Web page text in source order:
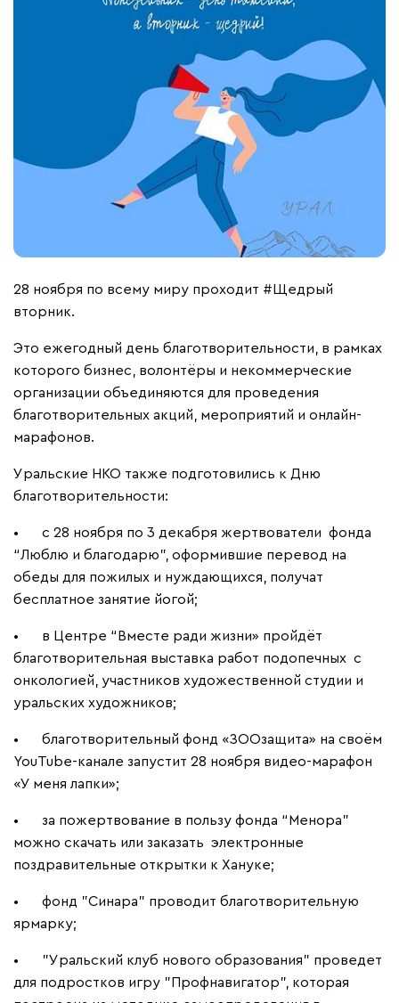
28 ноября по всему миру проходит #Щедрый
вторник.
Это ежегодный день благотворительности, в рамках
которого бизнес, волонтёры и некоммерческие
организации объединяются для проведения
благотворительных акций, мероприятий и онлайн-
марафонов.
Уральские НКО также подготовились к Дню
благотворительности:
•
с 28 ноября по 3 декабря жертвователи фонда
“Люблю и благодарю”, оформившие перевод на
обеды для пожилых и нуждающихся, получат
бесплатное занятие йогой;
•
в Центре “Вместе ради жизни» пройдёт
благотворительная выставка работ подопечных с
онкологией, участников художественной студии и
уральских художников;
•
благотворительный фонд «ЗООзащита» на своём
YouTube-канале запустит 28 ноября видео-марафон
«У меня лапки»;
•
за пожертвование в пользу фонда “Менора”
можно скачать или заказать электронные
поздравительные открытки к Хануке;
•
фонд "Синара" проводит благотворительную
ярмарку;
•
"Уральский клуб нового образования" проведет
для подростков игру "Профнавигатор", которая